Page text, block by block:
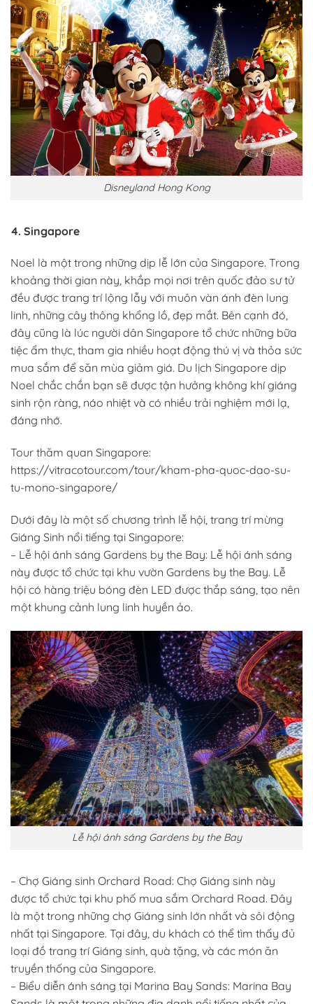
Disneyland Hong Kong
4. Singapore
Noel là một trong những dịp lễ lớn của Singapore. Trong
khoảng thời gian này, khắp mọi nơi trên quốc đảo sư tử
đều được trang trí lộng lẫy với muôn vàn ánh đèn lung
linh, những cây thông khổng lồ, đẹp mắt. Bên cạnh đó,
đây cũng là lúc người dân Singapore tổ chức những bữa
tiệc ẩm thực, tham gia nhiều hoạt động thú vị và thỏa sức
mua sắm để săn mùa giảm giá. Du lịch Singapore dịp
Noel chắc chắn bạn sẽ được tận hưởng không khí giáng
sinh rộn ràng, náo nhiệt và có nhiều trải nghiệm mới lạ,
đáng nhớ.
Tour thăm quan Singapore:
https://vitracotour.com/tour/kham-pha-quoc-dao-su-
tu-mono-singapore/
Dưới đây là một số chương trình lễ hội, trang trí mừng
Giáng Sinh nổi tiếng tại Singapore:
– Lễ hội ánh sáng Gardens by the Bay: Lễ hội ánh sáng
này được tổ chức tại khu vườn Gardens by the Bay. Lễ
hội có hàng triệu bóng đèn LED được thắp sáng, tạo nên
một khung cảnh lung linh huyền ảo.
Lễ hội ánh sáng Gardens by the Bay
– Chợ Giáng sinh Orchard Road: Chợ Giáng sinh này
được tổ chức tại khu phố mua sắm Orchard Road. Đây
là một trong những chợ Giáng sinh lớn nhất và sôi động
nhất tại Singapore. Tại đây, du khách có thể tìm thấy đủ
loại đồ trang trí Giáng sinh, quà tặng, và các món ăn
truyền thống của Singapore.
– Biểu diễn ánh sáng tại Marina Bay Sands: Marina Bay